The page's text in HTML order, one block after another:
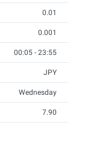
0.01
0.001
00:05 - 23:55
JPY
Wednesday
7.90